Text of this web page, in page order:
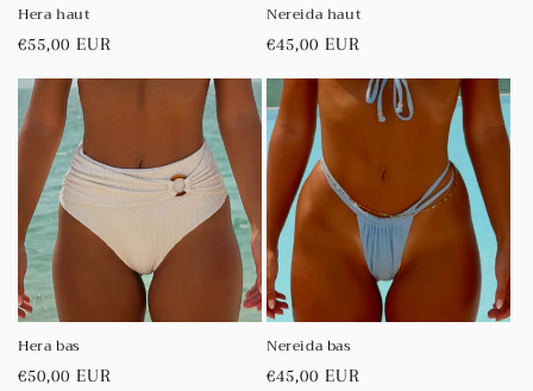
Hera haut
Prix
€55,00 EUR
Nereida haut
Prix
€45,00 EUR
Hera bas
Prix
€50,00 EUR
Nereida bas
Prix
€45,00 EUR